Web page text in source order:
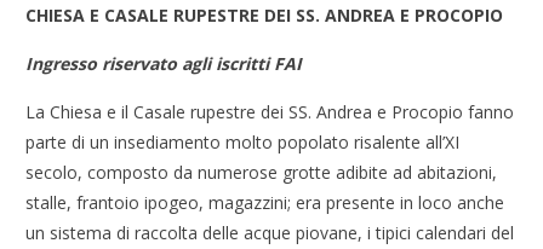
CHIESA E CASALE RUPESTRE DEI SS. ANDREA E PROCOPIO
Ingresso riservato agli iscritti FAI
La Chiesa e il Casale rupestre dei SS. Andrea e Procopio fanno
parte di un insediamento molto popolato risalente all’XI
secolo, composto da numerose grotte adibite ad abitazioni,
stalle, frantoio ipogeo, magazzini; era presente in loco anche
un sistema di raccolta delle acque piovane, i tipici calendari del